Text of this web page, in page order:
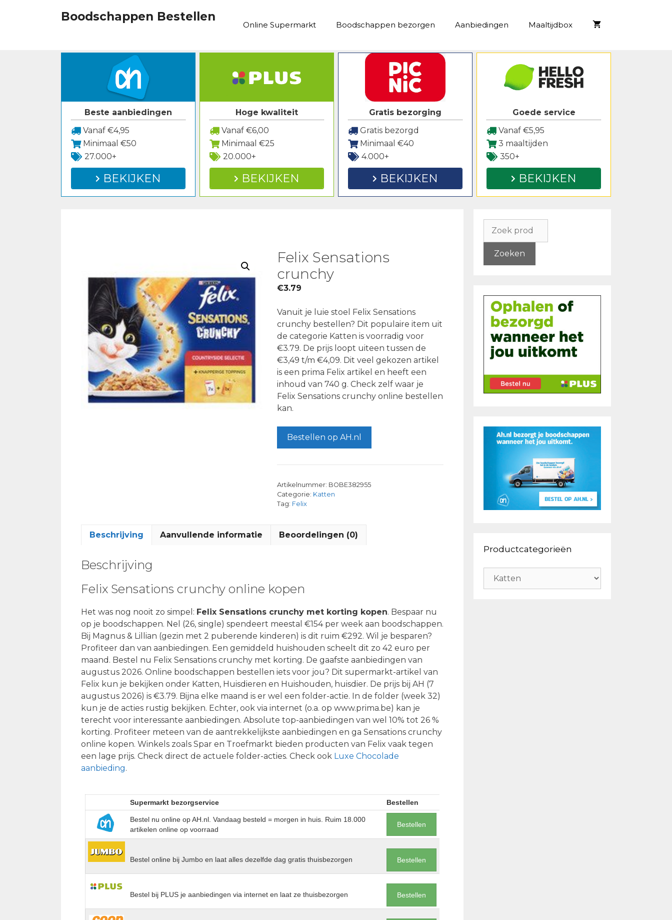
Boodschappen Bestellen
Online Supermarkt Boodschappen bezorgen Aanbiedingen Maaltijdbox
Beste aanbiedingen
Vanaf €4,95
Minimaal €50
27.000+
BEKIJKEN
Hoge kwaliteit
Vanaf €6,00
Minimaal €25
20.000+
BEKIJKEN
Gratis bezorging
Gratis bezorgd
Minimaal €40
4.000+
BEKIJKEN
Goede service
Vanaf €5,95
3 maaltijden
350+
BEKIJKEN
Felix Sensations
crunchy
€3.79
Vanuit je luie stoel Felix Sensations
crunchy bestellen? Dit populaire item uit
de categorie Katten is voorradig voor
€3.79. De prijs loopt uiteen tussen de
€3,49 t/m €4,09. Dit veel gekozen artikel
is een prima Felix artikel en heeft een
inhoud van 740 g. Check zelf waar je
Felix Sensations crunchy online bestellen
kan.
Bestellen op AH.nl
Artikelnummer: BOBE382955
Categorie: Katten
Tag: Felix
Beschrijving Aanvullende informatie Beoordelingen (0)
Beschrijving
Felix Sensations crunchy online kopen
Het was nog nooit zo simpel: Felix Sensations crunchy met korting kopen. Bespaar nu
op je boodschappen. Nel (26, single) spendeert meestal €154 per week aan boodschappen.
Bij Magnus & Lillian (gezin met 2 puberende kinderen) is dit ruim €292. Wil je besparen?
Profiteer dan van aanbiedingen. Een gemiddeld huishouden scheelt dit zo 42 euro per
maand. Bestel nu Felix Sensations crunchy met korting. De gaafste aanbiedingen van
augustus 2026. Online boodschappen bestellen iets voor jou? Dit supermarkt-artikel van
Felix kun je bekijken onder Katten, Huisdieren en Huishouden, huisdier. De prijs bij AH (7
augustus 2026) is €3.79. Bijna elke maand is er wel een folder-actie. In de folder (week 32)
kun je de acties rustig bekijken. Echter, ook via internet (o.a. op www.prima.be) kan je
terecht voor interessante aanbiedingen. Absolute top-aanbiedingen van wel 10% tot 26 %
korting. Profiteer meteen van de aantrekkelijkste aanbiedingen en ga Sensations crunchy
online kopen. Winkels zoals Spar en Troefmarkt bieden producten van Felix vaak tegen
een lage prijs. Check direct de actuele folder-acties. Check ook Luxe Chocolade
aanbieding.
Supermarkt bezorgservice Bestellen
Bestel nu online op AH.nl. Vandaag besteld = morgen in huis. Ruim 18.000
artikelen online op voorraad
Bestellen
Bestel online bij Jumbo en laat alles dezelfde dag gratis thuisbezorgen Bestellen
Bestel bij PLUS je aanbiedingen via internet en laat ze thuisbezorgen Bestellen
naar:
Zoeken
Productcategorieën